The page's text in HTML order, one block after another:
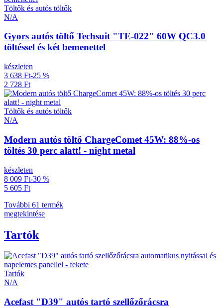
Töltők és autós töltők
N/A
Gyors autós töltő Techsuit "TE-022" 60W QC3.0
töltéssel és két bemenettel
készleten
3 638 Ft-25 %
2 728 Ft
Töltők és autós töltők
N/A
Modern autós töltő ChargeComet 45W: 88%-os
töltés 30 perc alatt! - night metal
készleten
8 009 Ft-30 %
5 605 Ft
További 61 termék
megtekintése
Tartók
Tartók
N/A
Acefast "D39" autós tartó szellőzőrácsra